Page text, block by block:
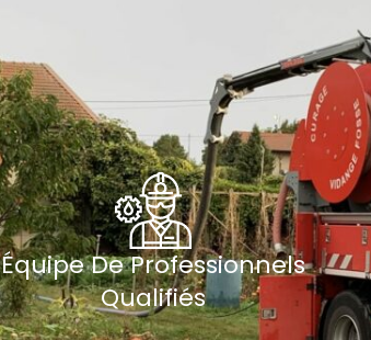
Équipe De Professionnels
Qualifiés